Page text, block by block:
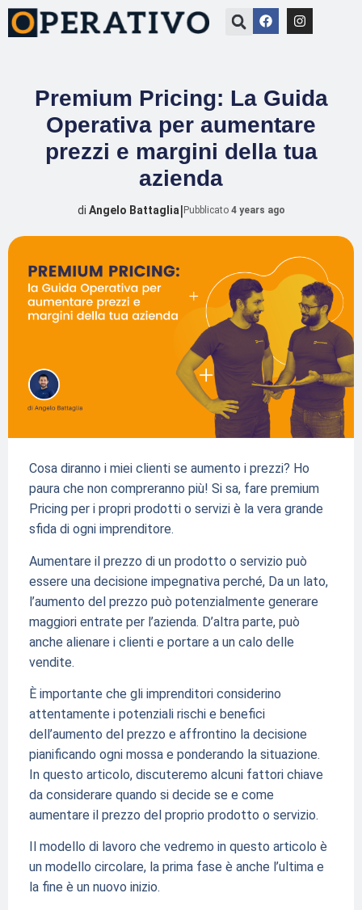
Premium Pricing: La Guida
Operativa per aumentare
prezzi e margini della tua
azienda
di Angelo Battaglia| Pubblicato 4 years ago
Cosa diranno i miei clienti se aumento i prezzi? Ho
paura che non compreranno più! Si sa, fare premium
Pricing per i propri prodotti o servizi è la vera grande
sfida di ogni imprenditore.
Aumentare il prezzo di un prodotto o servizio può
essere una decisione impegnativa perché, Da un lato,
l’aumento del prezzo può potenzialmente generare
maggiori entrate per l’azienda. D’altra parte, può
anche alienare i clienti e portare a un calo delle
vendite.
È importante che gli imprenditori considerino
attentamente i potenziali rischi e benefici
dell’aumento del prezzo e affrontino la decisione
pianificando ogni mossa e ponderando la situazione.
In questo articolo, discuteremo alcuni fattori chiave
da considerare quando si decide se e come
aumentare il prezzo del proprio prodotto o servizio.
Il modello di lavoro che vedremo in questo articolo è
un modello circolare, la prima fase è anche l’ultima e
la fine è un nuovo inizio.